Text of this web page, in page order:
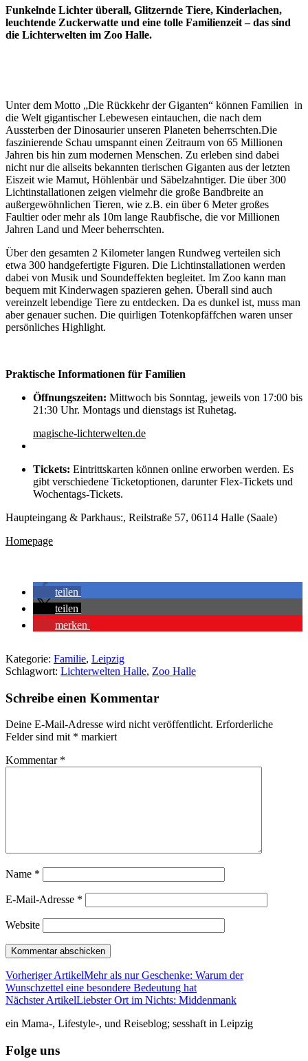
Funkelnde Lichter überall, Glitzernde Tiere, Kinderlachen,
leuchtende Zuckerwatte und eine tolle Familienzeit – das sind
die Lichterwelten im Zoo Halle.
Unter dem Motto „Die Rückkehr der Giganten“ können Familien in
die Welt gigantischer Lebewesen eintauchen, die nach dem
Aussterben der Dinosaurier unseren Planeten beherrschten.Die
faszinierende Schau umspannt einen Zeitraum von 65 Millionen
Jahren bis hin zum modernen Menschen. Zu erleben sind dabei
nicht nur die allseits bekannten tierischen Giganten aus der letzten
Eiszeit wie Mamut, Höhlenbär und Säbelzahntiger. Die über 300
Lichtinstallationen zeigen vielmehr die große Bandbreite an
außergewöhnlichen Tieren, wie z.B. ein über 6 Meter großes
Faultier oder mehr als 10m lange Raubfische, die vor Millionen
Jahren Land und Meer beherrschten.
Über den gesamten 2 Kilometer langen Rundweg verteilen sich
etwa 300 handgefertigte Figuren. Die Lichtinstallationen werden
dabei von Musik und Soundeffekten begleitet. Im Zoo kann man
bequem mit Kinderwagen spazieren gehen. Überall sind auch
vereinzelt lebendige Tiere zu entdecken. Da es dunkel ist, muss man
aber genauer suchen. Die quirligen Totenkopfäffchen waren unser
persönliches Highlight.
Praktische Informationen für Familien
Öffnungszeiten: Mittwoch bis Sonntag, jeweils von 17:00 bis
21:30 Uhr. Montags und dienstags ist Ruhetag.
magische-lichterwelten.de
Tickets: Eintrittskarten können online erworben werden. Es
gibt verschiedene Ticketoptionen, darunter Flex-Tickets und
Wochentags-Tickets.
Haupteingang & Parkhaus:, Reilstraße 57, 06114 Halle (Saale)
Homepage
teilen
teilen
merken
Kategorie: Familie, Leipzig
Schlagwort: Lichterwelten Halle, Zoo Halle
Schreibe einen Kommentar
Deine E-Mail-Adresse wird nicht veröffentlicht. Erforderliche
Felder sind mit * markiert
Kommentar *
Name *
E-Mail-Adresse *
Website
Vorheriger ArtikelMehr als nur Geschenke: Warum der
Wunschzettel eine besondere Bedeutung hat
Nächster ArtikelLiebster Ort im Nichts: Middenmank
ein Mama-, Lifestyle-, und Reiseblog; sesshaft in Leipzig
Folge uns